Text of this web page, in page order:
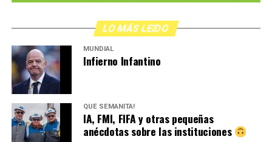
LO MÁS LEIDO
MUNDIAL
Infierno Infantino
QUÉ SEMANITA!
IA, FMI, FIFA y otras pequeñas
anécdotas sobre las instituciones